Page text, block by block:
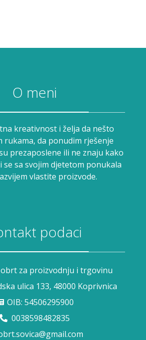
O meni
kreativnost i želja da nešto
rukama, da ponudim rješenje
prezaposlene ili ne znaju kako
se sa svojim djetetom ponukala
vlastite proizvode.
podaci
obrt za proizvodnju i trgovinu
ulica 133, 48000 Koprivnica
OIB: 54506295900
0038598482835